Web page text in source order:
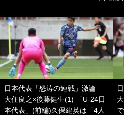
日本代表「怒涛の連戦」激論
大住良之×後藤健生(1) 「U-24日
本代表」(前編)久保建英は「4人